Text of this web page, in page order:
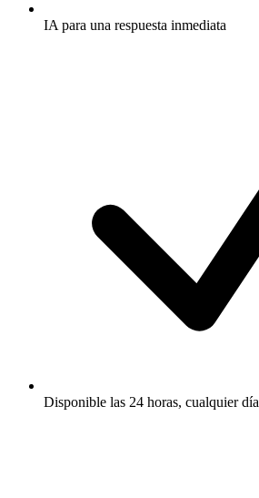
IA para una respuesta inmediata
Disponible las 24 horas, cualquier día